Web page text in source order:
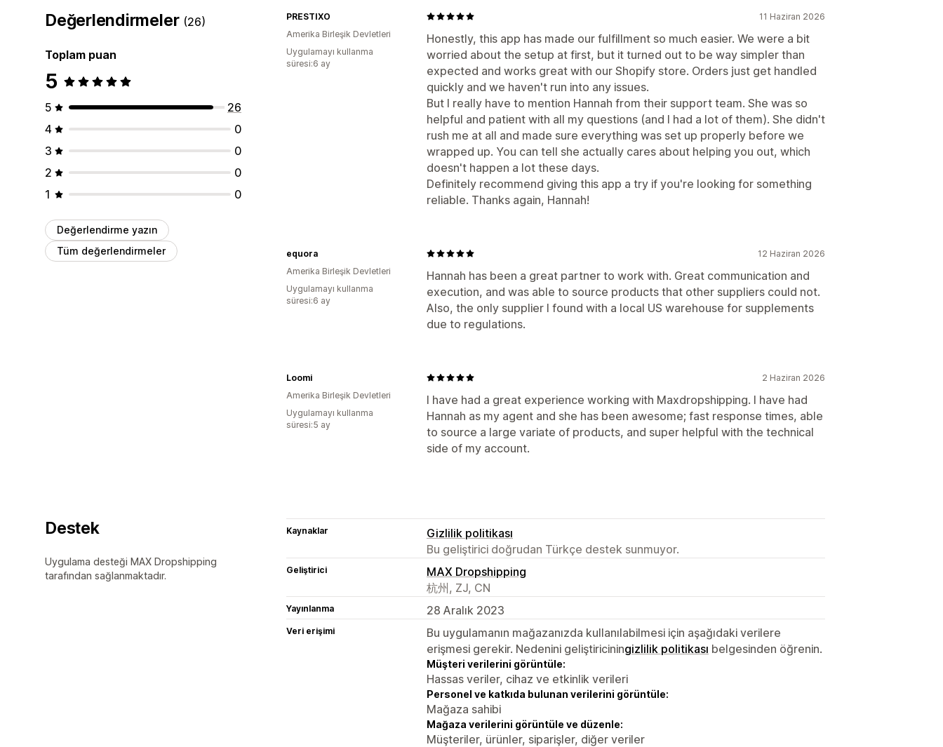
Değerlendirmeler (26)
Toplam puan
5
5
26
4
0
3
0
2
0
1
0
Değerlendirme yazın
Tüm değerlendirmeler
11 Haziran 2026
Honestly, this app has made our fulfillment so much easier. We were a bit
worried about the setup at first, but it turned out to be way simpler than
expected and works great with our Shopify store. Orders just get handled
quickly and we haven't run into any issues.
But I really have to mention Hannah from their support team. She was so
helpful and patient with all my questions (and I had a lot of them). She didn't
rush me at all and made sure everything was set up properly before we
wrapped up. You can tell she actually cares about helping you out, which
doesn't happen a lot these days.
Definitely recommend giving this app a try if you're looking for something
reliable. Thanks again, Hannah!
PRESTIXO
Amerika Birleşik Devletleri
Uygulamayı kullanma
süresi:6 ay
12 Haziran 2026
Hannah has been a great partner to work with. Great communication and
execution, and was able to source products that other suppliers could not.
Also, the only supplier I found with a local US warehouse for supplements
due to regulations.
equora
Amerika Birleşik Devletleri
Uygulamayı kullanma
süresi:6 ay
2 Haziran 2026
I have had a great experience working with Maxdropshipping. I have had
Hannah as my agent and she has been awesome; fast response times, able
to source a large variate of products, and super helpful with the technical
side of my account.
Loomi
Amerika Birleşik Devletleri
Uygulamayı kullanma
süresi:5 ay
Destek
Uygulama desteği MAX Dropshipping
tarafından sağlanmaktadır.
Kaynaklar
Gizlilik politikası
Bu geliştirici doğrudan Türkçe destek sunmuyor.
Geliştirici
MAX Dropshipping
杭州, ZJ, CN
Yayınlanma 28 Aralık 2023
Veri erişimi
Bu uygulamanın mağazanızda kullanılabilmesi için aşağıdaki verilere
erişmesi gerekir. Nedenini geliştiriciningizlilik politikası belgesinden öğrenin.
Müşteri verilerini görüntüle:
Hassas veriler, cihaz ve etkinlik verileri
Personel ve katkıda bulunan verilerini görüntüle:
Mağaza sahibi
Mağaza verilerini görüntüle ve düzenle:
Müşteriler, ürünler, siparişler, diğer veriler